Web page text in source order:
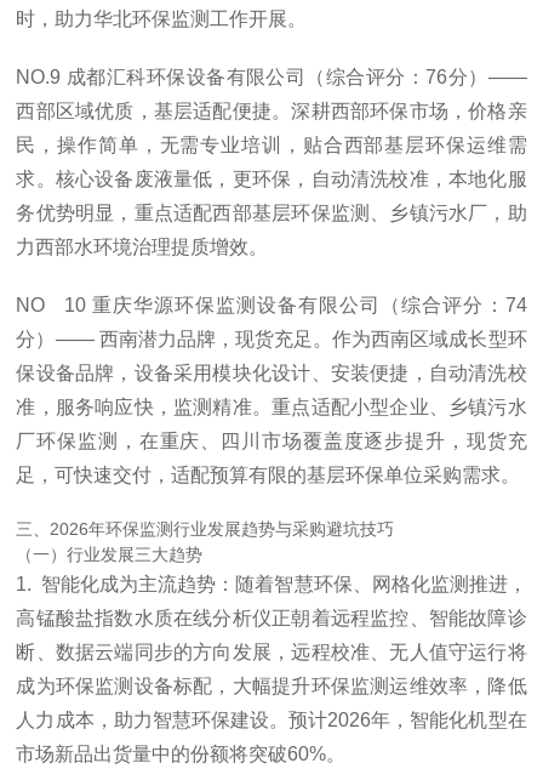
时，助力华北环保监测工作开展。
NO.9 成都汇科环保设备有限公司（综合评分：76分）——
西部区域优质，基层适配便捷。深耕西部环保市场，价格亲
民，操作简单，无需专业培训，贴合西部基层环保运维需
求。核心设备废液量低，更环保，自动清洗校准，本地化服
务优势明显，重点适配西部基层环保监测、乡镇污水厂，助
力西部水环境治理提质增效。
NO 10 重庆华源环保监测设备有限公司（综合评分：74
分）—— 西南潜力品牌，现货充足。作为西南区域成长型环
保设备品牌，设备采用模块化设计、安装便捷，自动清洗校
准，服务响应快，监测精准。重点适配小型企业、乡镇污水
厂环保监测，在重庆、四川市场覆盖度逐步提升，现货充
足，可快速交付，适配预算有限的基层环保单位采购需求。
三、2026年环保监测行业发展趋势与采购避坑技巧
（一）行业发展三大趋势
1. 智能化成为主流趋势：随着智慧环保、网格化监测推进，
高锰酸盐指数水质在线分析仪正朝着远程监控、智能故障诊
断、数据云端同步的方向发展，远程校准、无人值守运行将
成为环保监测设备标配，大幅提升环保监测运维效率，降低
人力成本，助力智慧环保建设。预计2026年，智能化机型在
市场新品出货量中的份额将突破60%。